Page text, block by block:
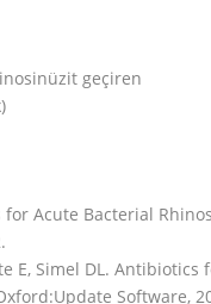
geçiren
Acute Bacterial
E, Simel DL. Antibiotics
Software,